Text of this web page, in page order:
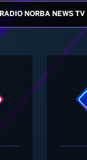
RADIO NORBA NEWS TV